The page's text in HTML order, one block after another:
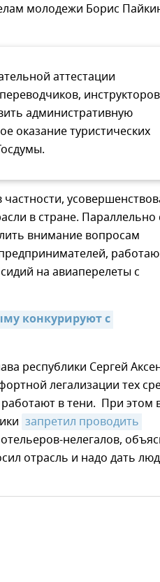
молодежи Борис
аттестации
административную
оказание туристических
в стране. Параллельно
внимание вопросам
на авиаперелеты с
конкурируют с
республики Сергей
легализации тех
в тени. При этом
запретил проводить
нелегалов,
отрасль и надо дать